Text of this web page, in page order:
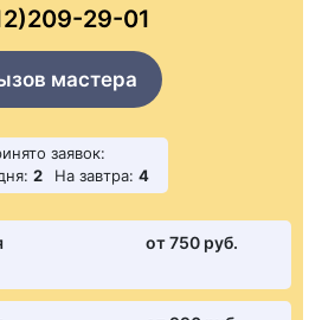
29-01
мастера
заявок:
2 На завтра: 4
от 750 pуб.